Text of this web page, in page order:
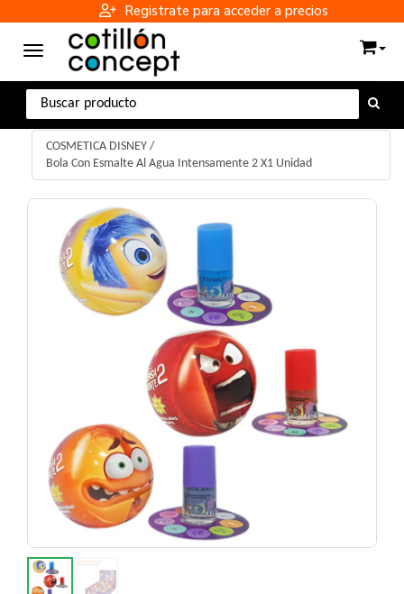
Registrate para acceder a precios
Toggle navigation
COSMETICA DISNEY /
Bola Con Esmalte Al Agua Intensamente 2 X1 Unidad